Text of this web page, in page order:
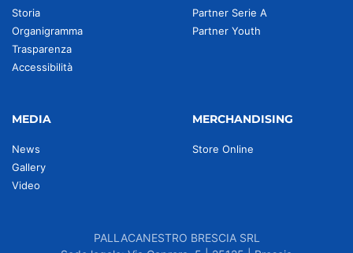
Storia
Organigramma
Trasparenza
Accessibilità
Partner Serie A
Partner Youth
MEDIA
News
Gallery
Video
MERCHANDISING
Store Online
PALLACANESTRO BRESCIA SRL